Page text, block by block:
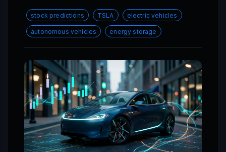
stock predictions TSLA electric vehicles
autonomous vehicles energy storage